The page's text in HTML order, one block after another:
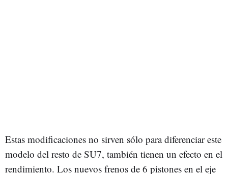
Estas modificaciones no sirven sólo para diferenciar este
modelo del resto de SU7, también tienen un efecto en el
rendimiento. Los nuevos frenos de 6 pistones en el eje